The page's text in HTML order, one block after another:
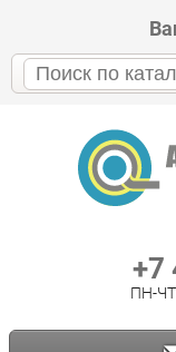
+7
ПН-